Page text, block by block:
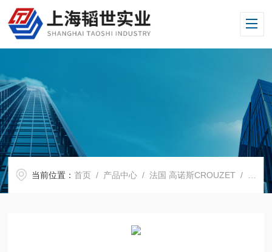
当前位置：首页 / 产品中心 /法国 高诺斯CROUZET / 记忆